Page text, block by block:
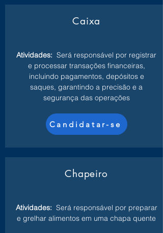
Caixa
Atividades: Será responsável por registrar
e processar transações financeiras,
incluindo pagamentos, depósitos e
saques, garantindo a precisão e a
segurança das operações
Candidatar-se
Chapeiro
Atividades: Será responsável por preparar
e grelhar alimentos em uma chapa quente